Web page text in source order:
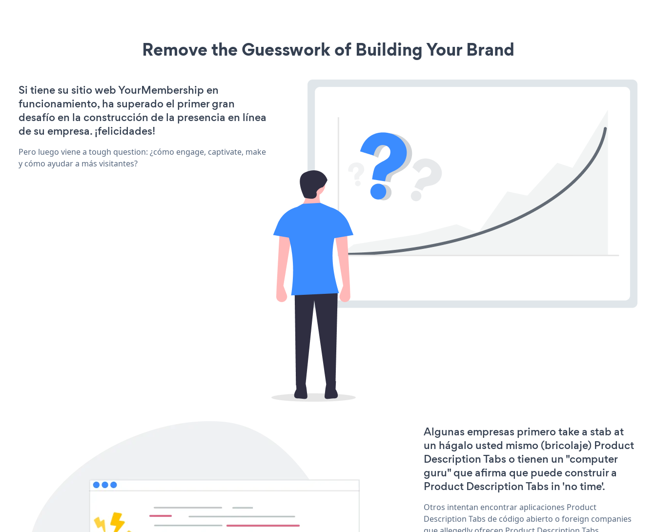
Remove the Guesswork of Building Your Brand
Si tiene su sitio web YourMembership en
funcionamiento, ha superado el primer gran
desafío en la construcción de la presencia en línea
de su empresa. ¡felicidades!
Pero luego viene a tough question: ¿cómo engage, captivate, make
y cómo ayudar a más visitantes?
Algunas empresas primero take a stab at
un hágalo usted mismo (bricolaje) Product
Description Tabs o tienen un "computer
guru" que afirma que puede construir a
Product Description Tabs in 'no time'.
Otros intentan encontrar aplicaciones Product
Description Tabs de código abierto o foreign companies